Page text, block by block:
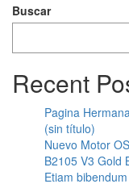
Buscar
Recent
Pagina Hermana
(sin título)
Nuevo Motor
B2105 V3 Gold
Etiam